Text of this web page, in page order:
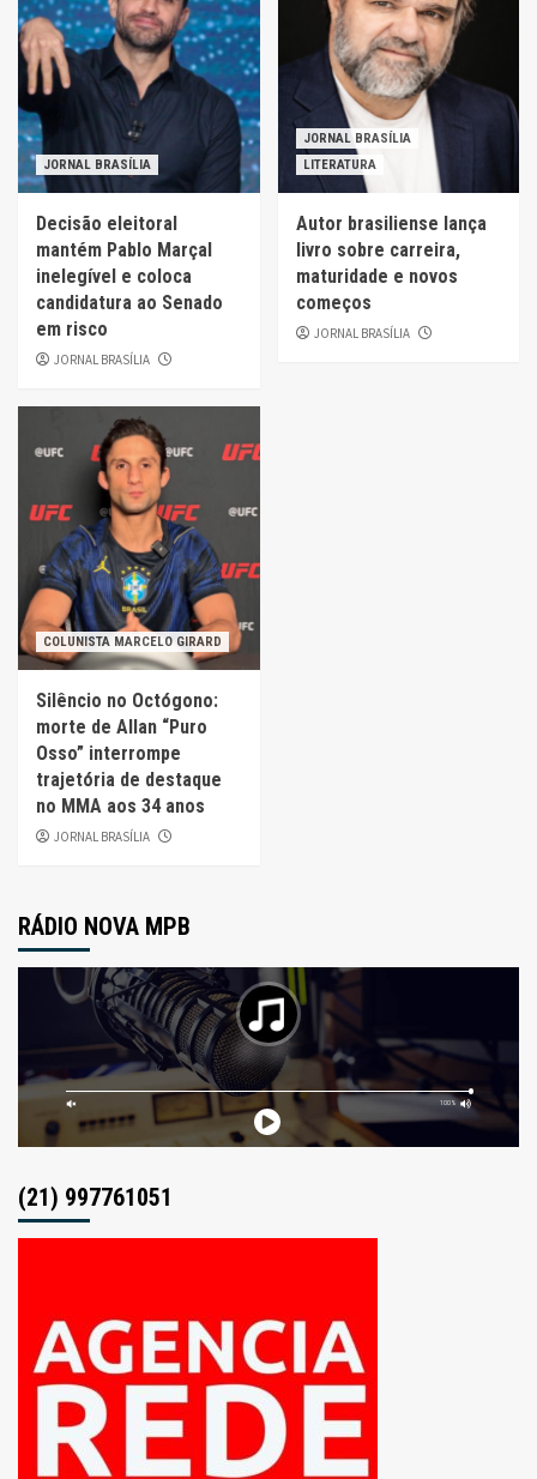
JORNAL BRASÍLIA
Decisão eleitoral
mantém Pablo Marçal
inelegível e coloca
candidatura ao Senado
em risco
JORNAL BRASÍLIA
JORNAL BRASÍLIA
LITERATURA
Autor brasiliense lança
livro sobre carreira,
maturidade e novos
começos
JORNAL BRASÍLIA
COLUNISTA MARCELO GIRARD
Silêncio no Octógono:
morte de Allan “Puro
Osso” interrompe
trajetória de destaque
no MMA aos 34 anos
JORNAL BRASÍLIA
RÁDIO NOVA MPB
(21) 997761051